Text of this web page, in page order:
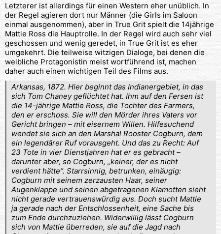
Letzterer ist allerdings für einen Western eher unüblich. In
der Regel agieren dort nur Männer (die Girls im Saloon
einmal ausgenommen), aber in True Grit spielt die 14jährige
Mattie Ross die Hauptrolle. In der Regel wird auch sehr viel
geschossen und wenig geredet, in True Grit ist es eher
umgekehrt. Die teilweise witzigen Dialoge, bei denen die
weibliche Protagonistin meist wortführend ist, machen
daher auch einen wichtigen Teil des Films aus.
Arkansas, 1872. Hier beginnt das Indianergebiet, in das
sich Tom Chaney geflüchtet hat. Ihm auf den Fersen ist
die 14-jährige Mattie Ross, die Tochter des Farmers,
den er erschoss. Sie will den Mörder ihres Vaters vor
Gericht bringen – mit eisernem Willen. Hilfesuchend
wendet sie sich an den Marshal Rooster Cogburn, dem
ein legendärer Ruf vorausgeht. Und das zu Recht: Auf
23 Tote in vier Dienstjahren hat er es gebracht –
darunter aber, so Cogburn, „keiner, der es nicht
verdient hätte“. Starrsinnig, betrunken, einäugig:
Cogburn mit seinem zerzausten Haar, seiner
Augenklappe und seinen abgetragenen Klamotten sieht
nicht gerade vertrauenswürdig aus. Doch sucht Mattie
ja gerade nach der Entschlossenheit, eine Sache bis
zum Ende durchzuziehen. Widerwillig lässt Cogburn
sich von Mattie überreden, sie auf die Jagd nach